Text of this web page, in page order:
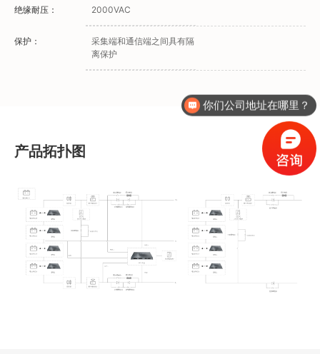
绝缘耐压： 2000VAC
保护：
采集端和通信端之间具有隔
离保护
产品拓扑图
你们公司地址在哪里？